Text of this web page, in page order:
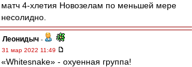
матч 4-хлетия Новозелам по меньшей мере
несолидно.
Леонидыч -
31 мар 2022 11:49
«Whitesnake» - охуенная группа!